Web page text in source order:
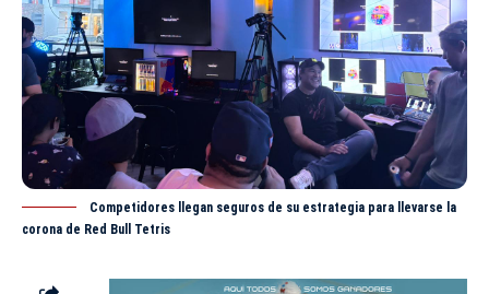
Competidores llegan seguros de su estrategia para llevarse la
corona de Red Bull Tetris